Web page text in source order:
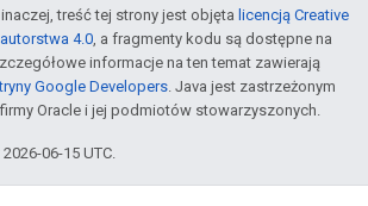
treść tej strony jest objęta licencją Creative
4.0, a fragmenty kodu są dostępne na
informacje na ten temat zawierają
Google Developers. Java jest zastrzeżonym
Oracle i jej podmiotów stowarzyszonych.
06-15 UTC.